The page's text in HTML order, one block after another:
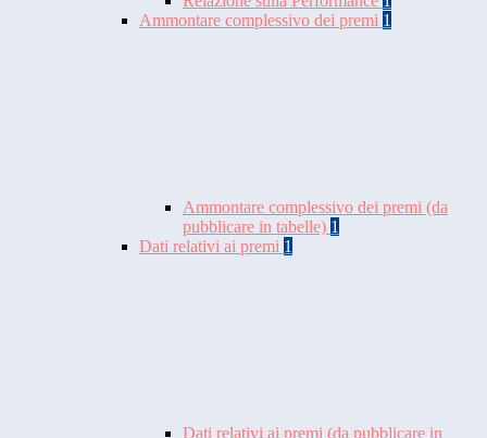
Ammontare complessivo dei premi 1
Ammontare complessivo dei premi (da
pubblicare in tabelle) 1
Dati relativi ai premi 1
Dati relativi ai premi (da pubblicare in